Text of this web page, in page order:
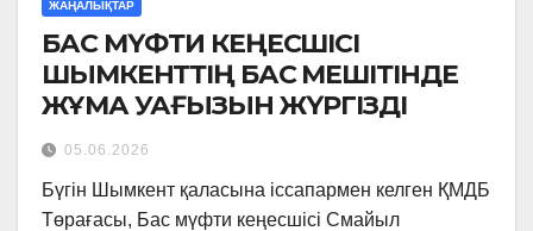
ЖАҢАЛЫҚТАР
БАС МҮФТИ КЕҢЕСШІСІ
ШЫМКЕНТТІҢ БАС МЕШІТІНДЕ
ЖҰМА УАҒЫЗЫН ЖҮРГІЗДІ
05.06.2026
Бүгін Шымкент қаласына іссапармен келген ҚМДБ
Төрағасы, Бас мүфти кеңесшісі Смайыл